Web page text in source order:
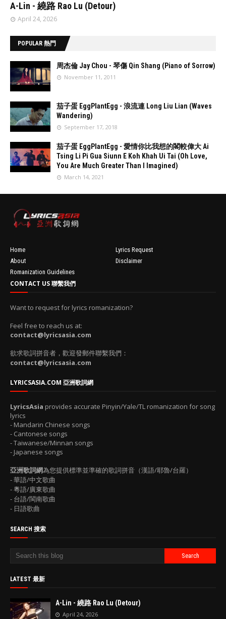
A-Lin - 繞路 Rao Lu (Detour)
April 24, 2026
POPULAR 熱門
'data:post.fea
turedImage
resizeImage
100'
周杰倫 Jay Chou - 琴傷 Qin Shang (Piano of Sorrow)
November 11, 2011
'data:post.fea
turedImage
resizeImage
100'
茄子蛋 EggPlantEgg - 浪流連 Long Liu Lian (Waves
Wandering)
September 17, 2018
turedImage
100'
茄子蛋 EggPlantEgg - 愛情你比我想的閣較偉大 Ai
Tsing Li Pi Gua Siunn E Koh Khah Ui Tai (Oh Love,
You Are Much Greater Than I Imagined)
March 14, 2021
Home
Lyrics Request
About
Disclaimer
Romanization Guidelines
CONTACT US 聯繫我們
Want to request for lyrics romanization?
Feel free to reach us at:
contact@lyricsasia.com
欲求歌詞拼音者，歡迎發郵件聯繫我們：
contact@lyricsasia.com
LYRICSASIA.COM 亞洲歌詞網
LyricsAsia provides accurate Pinyin/Yale/TL romanization for song
lyrics
- Mandarin Chinese songs
- Cantonese songs
- Taiwanese/Minnan songs
- Japanese songs
亞洲歌詞網為您提供標準並準確的歌詞拼音（漢語/耶魯/台羅）
- 華語/中文歌曲
- 粵語/廣東歌曲
- 台語/閩南歌曲
- 日語歌曲
SEARCH 搜索
LATEST 最新
A-Lin - 繞路 Rao Lu (Detour)
April 24, 2026